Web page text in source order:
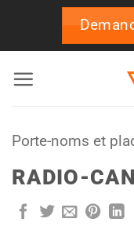
Porte-noms et
RADIO-